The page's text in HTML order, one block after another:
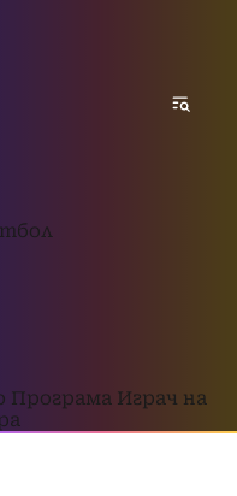
Програма Играч на